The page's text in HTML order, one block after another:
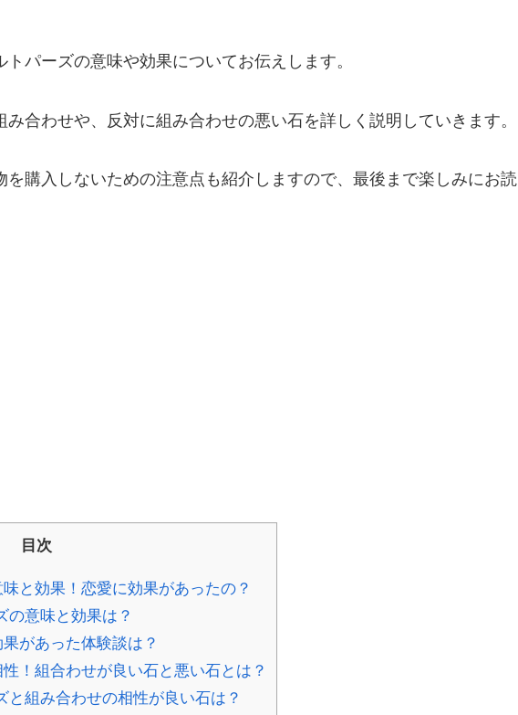
パーズの意味や効果についてお伝えします。
み合わせや、反対に組み合わせの悪い石を詳しく説明していきます。
を購入しないための注意点も紹介しますので、最後まで楽しみにお読
目次
と効果！恋愛に効果があったの？
意味と効果は？
があった体験談は？
！組合わせが良い石と悪い石とは？
組み合わせの相性が良い石は？